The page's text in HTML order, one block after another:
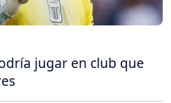
jugar en club que